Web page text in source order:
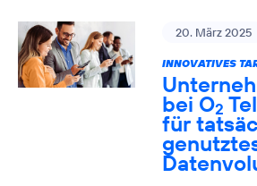
20. März 2025
INNOVATIVES
bei O2
für